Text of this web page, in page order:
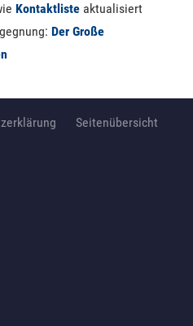
Kontaktliste aktualisiert
Der Große
Seitenübersicht